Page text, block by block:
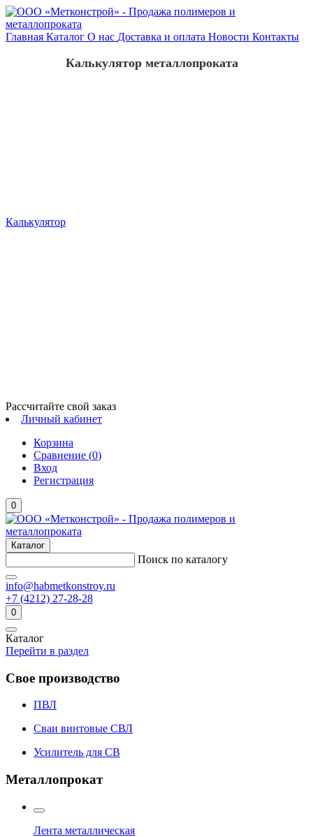
Главная Каталог О нас Доставка и оплата Новости Контакты
Калькулятор
Калькулятор металлопроката
Рассчитайте свой заказ
Личный кабинет
Корзина
Сравнение (0)
Вход
Регистрация
0
Каталог
Поиск по каталогу
info@habmetkonstroy.ru
+7 (4212) 27-28-28
0
Каталог
Перейти в раздел
Свое производство
ПВЛ
Сваи винтовые СВЛ
Усилитель для СВ
Металлопрокат
Лента металлическая